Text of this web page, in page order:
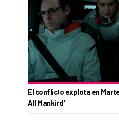
El conflicto explota en
All Mankind'